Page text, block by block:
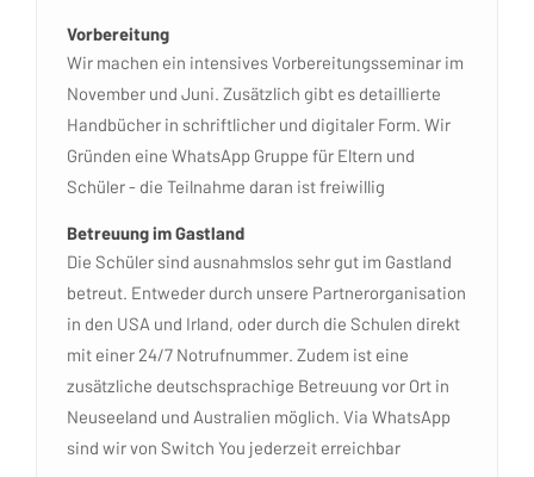
Vorbereitung
Wir machen ein intensives Vorbereitungsseminar im
November und Juni. Zusätzlich gibt es detaillierte
Handbücher in schriftlicher und digitaler Form. Wir
Gründen eine WhatsApp Gruppe für Eltern und
Schüler - die Teilnahme daran ist freiwillig
Betreuung im Gastland
Die Schüler sind ausnahmslos sehr gut im Gastland
betreut. Entweder durch unsere Partnerorganisation
in den USA und Irland, oder durch die Schulen direkt
mit einer 24/7 Notrufnummer. Zudem ist eine
zusätzliche deutschsprachige Betreuung vor Ort in
Neuseeland und Australien möglich. Via WhatsApp
sind wir von Switch You jederzeit erreichbar